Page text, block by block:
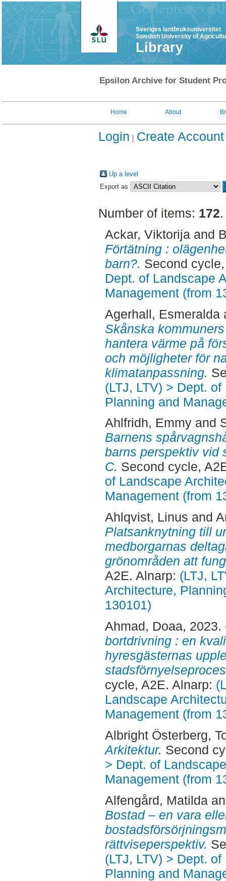
Sveriges lantbruksuniversitet
Swedish University of
Library
Epsilon Archive for Student
Home About
Login Create Account
Up a level
Export as
Number of items: 172.
Ackar, Viktorijaand
Förtätning :
barn?. Second
Dept. of Landscape
Management (from
Agerhall, Esmeralda
Skånska
hantera värme på
och möjligheter för
klimatanpassning.
(LTJ, LTV) > Dept.
Planning and
Ahlfridh, Emmyand
Barnens
barns perspektiv vid
C. Second cycle,
of Landscape
Management (from
Ahlqvist, Linus and
Platsanknytning till
medborgarnas
grönområden att
A2E. Alnarp: (LTJ,
Architecture,
130101)
Ahmad, Doaa, 2023.
bortdrivning : en
hyresgästernas
cycle, A2E. Alnarp:
Landscape
Management (from
Albright Österberg,
Arkitektur. Second
> Dept. of
Management (from
Alfengård, Matilda
Bostad – en vara
rättviseperspektiv.
(LTJ, LTV) > Dept.
Planning and